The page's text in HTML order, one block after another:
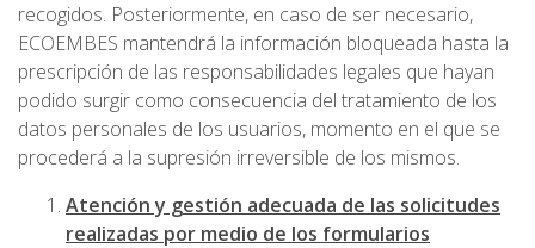
recogidos. Posteriormente, en caso de ser necesario,
ECOEMBES mantendrá la información bloqueada hasta la
prescripción de las responsabilidades legales que hayan
podido surgir como consecuencia del tratamiento de los
datos personales de los usuarios, momento en el que se
procederá a la supresión irreversible de los mismos.
Atención y gestión adecuada de las solicitudes
realizadas por medio de los formularios